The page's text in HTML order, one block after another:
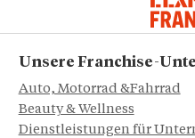
Unsere Franchise-
Auto, Motorrad &Fahrrad
Beauty & Wellness
Dienstleistungen für